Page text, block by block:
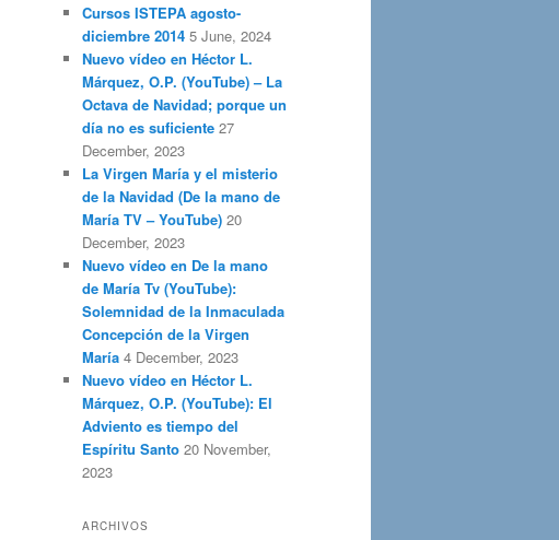
Cursos ISTEPA agosto-
diciembre 2014 5 June, 2024
Nuevo vídeo en Héctor L.
Márquez, O.P. (YouTube) – La
Octava de Navidad; porque un
día no es suficiente 27
December, 2023
La Virgen María y el misterio
de la Navidad (De la mano de
María TV – YouTube) 20
December, 2023
Nuevo vídeo en De la mano
de María Tv (YouTube):
Solemnidad de la Inmaculada
Concepción de la Virgen
María 4 December, 2023
Nuevo vídeo en Héctor L.
Márquez, O.P. (YouTube): El
Adviento es tiempo del
Espíritu Santo 20 November,
2023
ARCHIVOS